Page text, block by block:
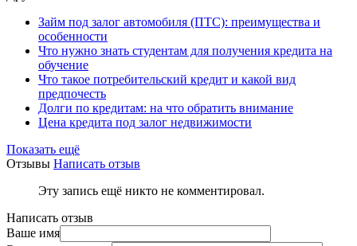
Займ под залог автомобиля (ПТС): преимущества и
особенности
Что нужно знать студентам для получения кредита на
обучение
Что такое потребительский кредит и какой вид
предпочесть
Долги по кредитам: на что обратить внимание
Цена кредита под залог недвижимости
Показать ещё
Отзывы Написать отзыв
Эту запись ещё никто не комментировал.
Написать отзыв
Ваше имя